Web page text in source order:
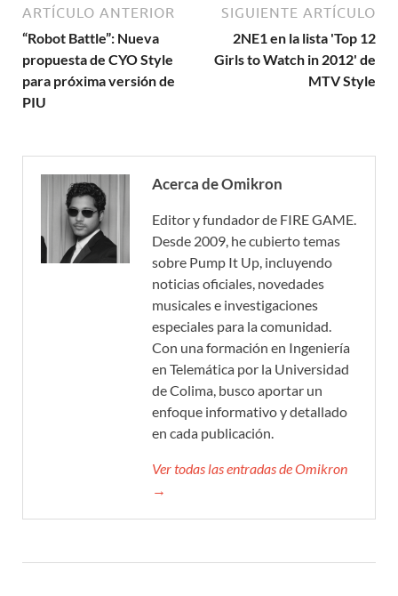
ARTÍCULO ANTERIOR
“Robot Battle”: Nueva
propuesta de CYO Style
para próxima versión de
PIU
SIGUIENTE ARTÍCULO
2NE1 en la lista 'Top 12
Girls to Watch in 2012' de
MTV Style
Acerca de Omikron
Editor y fundador de FIRE GAME.
Desde 2009, he cubierto temas
sobre Pump It Up, incluyendo
noticias oficiales, novedades
musicales e investigaciones
especiales para la comunidad.
Con una formación en Ingeniería
en Telemática por la Universidad
de Colima, busco aportar un
enfoque informativo y detallado
en cada publicación.
Ver todas las entradas de Omikron
→